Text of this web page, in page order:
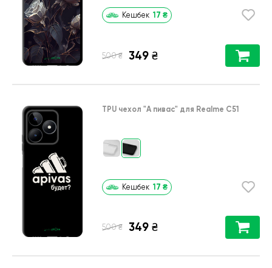
Кешбек 17 ₴
500 ₴ 349 ₴
TPU чехол "А пивас" для Realme C51
Кешбек 17 ₴
500 ₴ 349 ₴